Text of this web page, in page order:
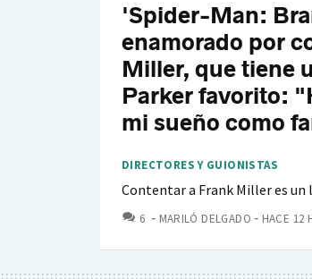
'Spider-Man:
enamorado por
Miller, que tiene
Parker favorito:
mi sueño como
DIRECTORES Y GUIONISTAS
Contentar a Frank Miller es un
6 COMENTARIOS
MARILÓ DELGADO HACE 12